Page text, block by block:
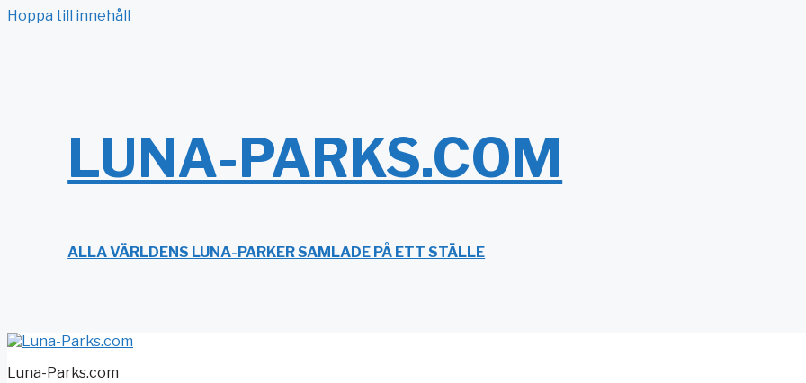
Hoppa till innehåll
LUNA-PARKS.COM
ALLA VÄRLDENS LUNA-PARKER SAMLADE PÅ ETT STÄLLE
Luna-Parks.com